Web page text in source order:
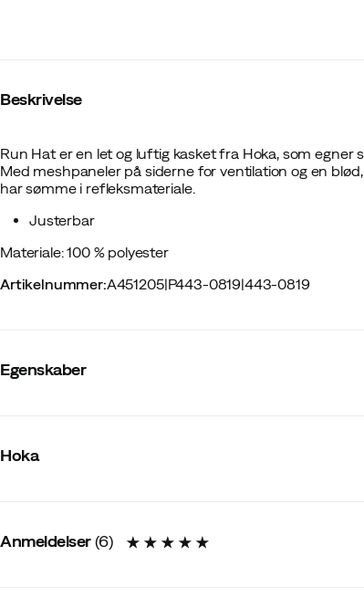
Beskrivelse
Run Hat er en let og luftig kasket fra Hoka, som
Med meshpaneler på siderne for ventilation og en
har sømme i refleksmateriale.
Justerbar
Materiale: 100 % polyester
Artikelnummer:A451205|P443-0819|443-0819
Egenskaber
Vandtæt
Lavet i:Kina
Hoka
Anmeldelser (6)